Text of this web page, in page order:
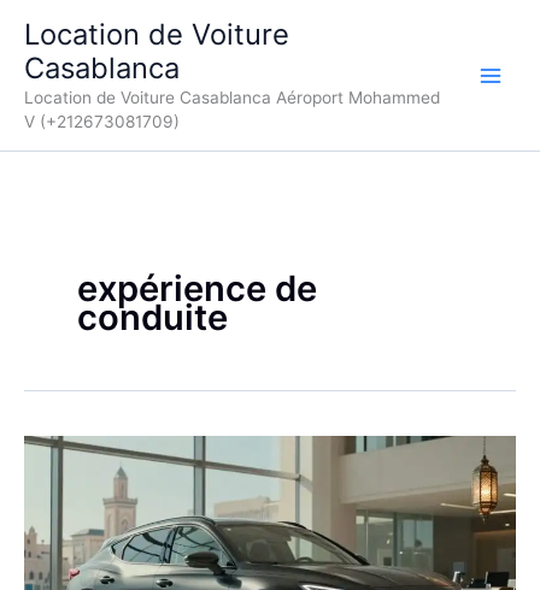
contenu
Location de Voiture
Casablanca
Location de Voiture Casablanca Aéroport Mohammed
V (+212673081709)
expérience de
conduite